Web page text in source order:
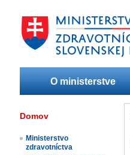
O ministerstve
Domov
Ministerstvo
zdravotníctva